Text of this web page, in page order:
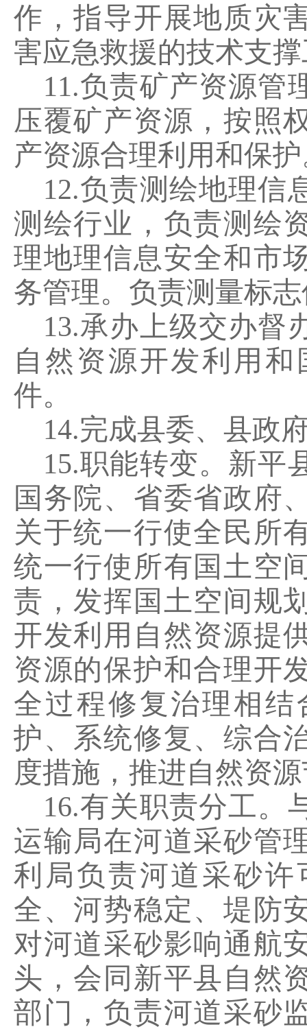
作，指导开展地质灾
害应急救援的技术支
11.负责矿产资源管
压覆矿产资源，按照
产资源合理利用和保
12.负责测绘地理信
测绘行业，负责测绘
理地理信息安全和市
务管理。负责测量标
13.承办上级交办督
自然资源开发利用
件。
14.完成县委、县政
15.职能转变。新平
国务院、省委省政府
关于统一行使全民所
统一行使所有国土空
责，发挥国土空间规
开发利用自然资源提
资源的保护和合理开
全过程修复治理相
护、系统修复、综合
度措施，推进自然资
16.有关职责分工。
运输局在河道采砂管
利局负责河道采砂
全、河势稳定、堤防
对河道采砂影响通航
头，会同新平县自然
部门，负责河道采砂